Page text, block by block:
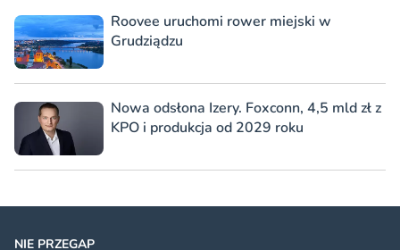
Roovee uruchomi rower miejski w
Grudziądzu
Nowa odsłona Izery. Foxconn, 4,5 mld zł z
KPO i produkcja od 2029 roku
NIE PRZEGAP